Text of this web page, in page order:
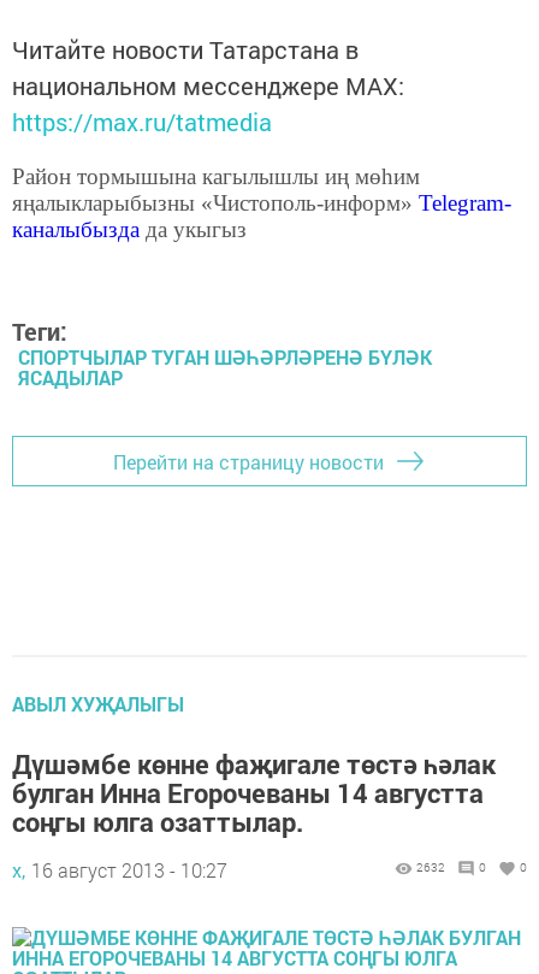
Читайте новости Татарстана в
национальном мессенджере MАХ:
https://max.ru/tatmedia
Район тормышына кагылышлы иң мөһим
яңалыкларыбызны «Чистополь-информ» Telegram-
каналыбызда да укыгыз
Теги:
СПОРТЧЫЛАР ТУГАН ШӘҺӘРЛӘРЕНӘ БҮЛӘК
ЯСАДЫЛАР
Перейти на страницу новости
АВЫЛ ХУҖАЛЫГЫ
Дүшәмбе көнне фаҗигале төстә һәлак
булган Инна Егорочеваны 14 августта
соңгы юлга озаттылар.
х, 16 август 2013 - 10:27 2632 0 0